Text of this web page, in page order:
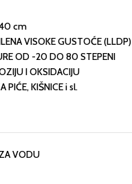
40 cm
VISOKE GUSTOĆE (LLDP)
OD -20 DO 80 STEPENI
I OKSIDACIJU
PIĆE, KIŠNICE i sl.
VODU